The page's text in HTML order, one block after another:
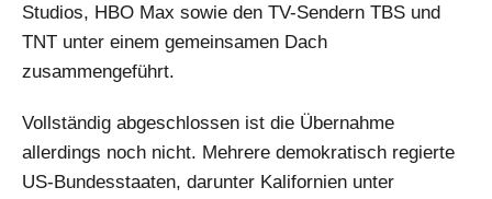
Studios, HBO Max sowie den TV-Sendern TBS und
TNT unter einem gemeinsamen Dach
zusammengeführt.
Vollständig abgeschlossen ist die Übernahme
allerdings noch nicht. Mehrere demokratisch regierte
US-Bundesstaaten, darunter Kalifornien unter